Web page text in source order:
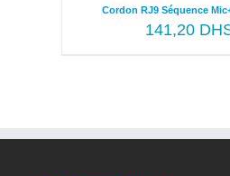
Cordon RJ9 Séquence
141,20